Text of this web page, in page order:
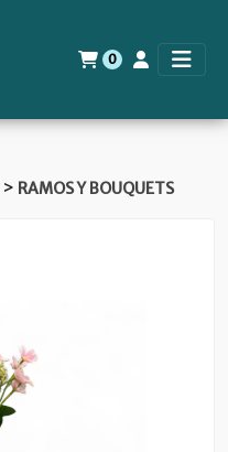
0
> RAMOS Y BOUQUETS